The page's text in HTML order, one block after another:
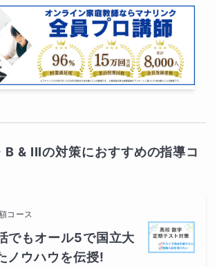
& IIIの対策におすすめの指導コ
コース
でもオール5で国立大
ノウハウを伝授!